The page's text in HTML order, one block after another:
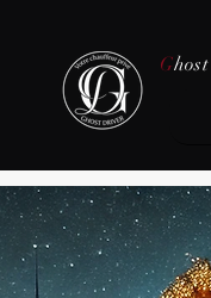
Ghost